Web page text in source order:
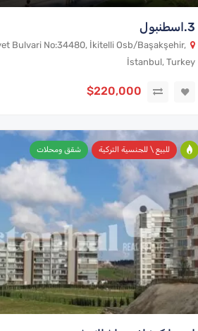
3.اسطنبول
Bulvari No:34480, İkitelli Osb/Başakşehir,
İstanbul, Turkey
$220,000
للبيع \ للجنسية التركية شقق ومحلات